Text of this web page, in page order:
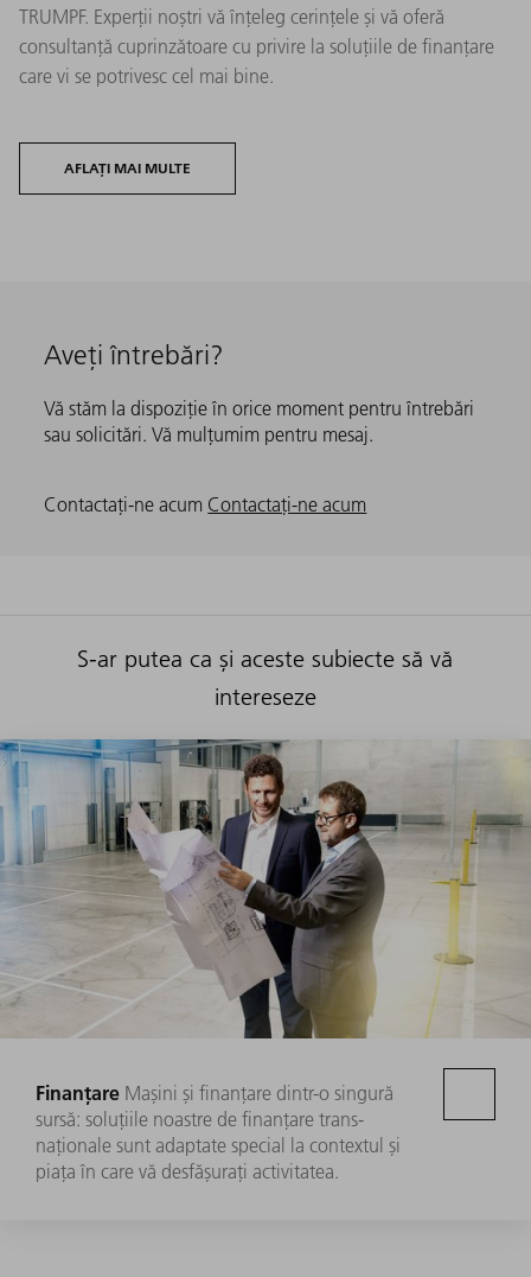
TRUMPF. Experții noștri vă înțeleg cerințele și vă oferă
consultanță cuprinzătoare cu privire la soluțiile de finanțare
care vi se potrivesc cel mai bine.
AFLAȚI MAI MULTE
Aveți întrebări?
Vă stăm la dispoziție în orice moment pentru întrebări
sau solicitări. Vă mulțumim pentru mesaj.
Contactați-ne acum Contactați-ne acum
S-ar putea ca și aceste subiecte să vă
intereseze
Finanțare Mașini și finanțare dintr-o singură
sursă: soluțiile noastre de finanțare trans-
naționale sunt adaptate special la contextul și
piața în care vă desfășurați activitatea.